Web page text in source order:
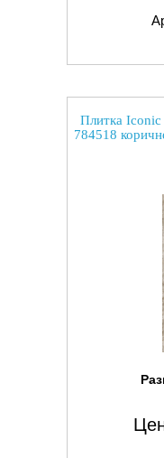
Плитка Iconic
784518